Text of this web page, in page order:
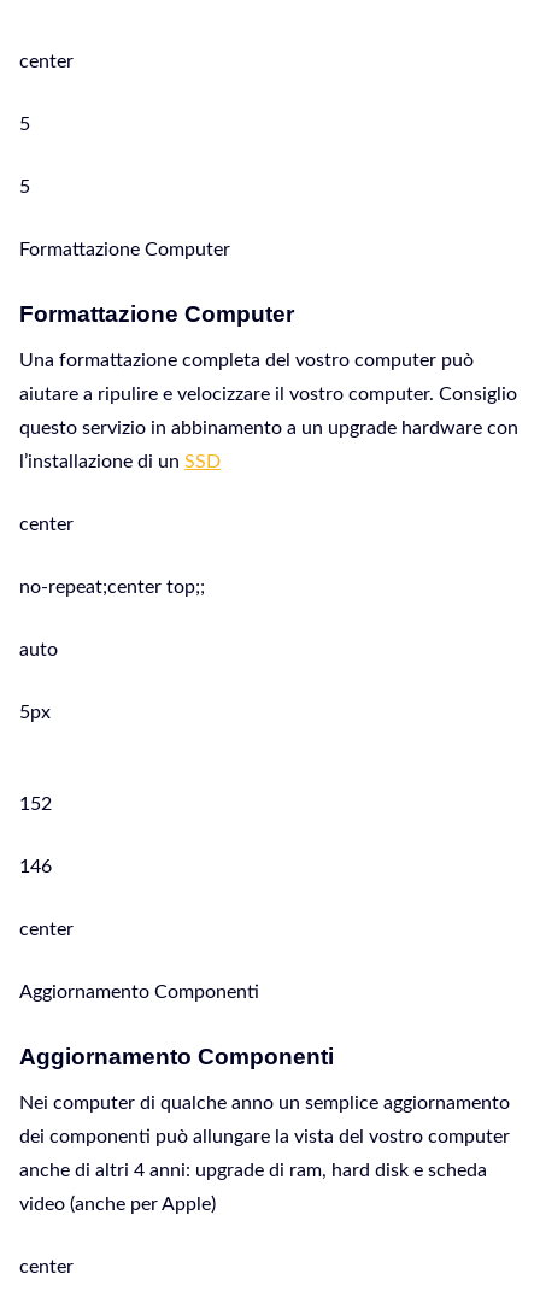
center
5
5
Formattazione Computer
Formattazione Computer
Una formattazione completa del vostro computer può
aiutare a ripulire e velocizzare il vostro computer. Consiglio
questo servizio in abbinamento a un upgrade hardware con
l’installazione di un SSD
center
no-repeat;center top;;
auto
5px
152
146
center
Aggiornamento Componenti
Aggiornamento Componenti
Nei computer di qualche anno un semplice aggiornamento
dei componenti può allungare la vista del vostro computer
anche di altri 4 anni: upgrade di ram, hard disk e scheda
video (anche per Apple)
center